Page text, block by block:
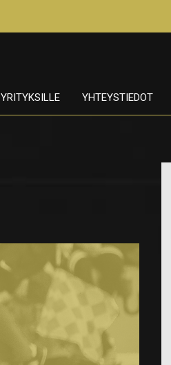
YRITYKSILLE YHTEYSTIEDOT